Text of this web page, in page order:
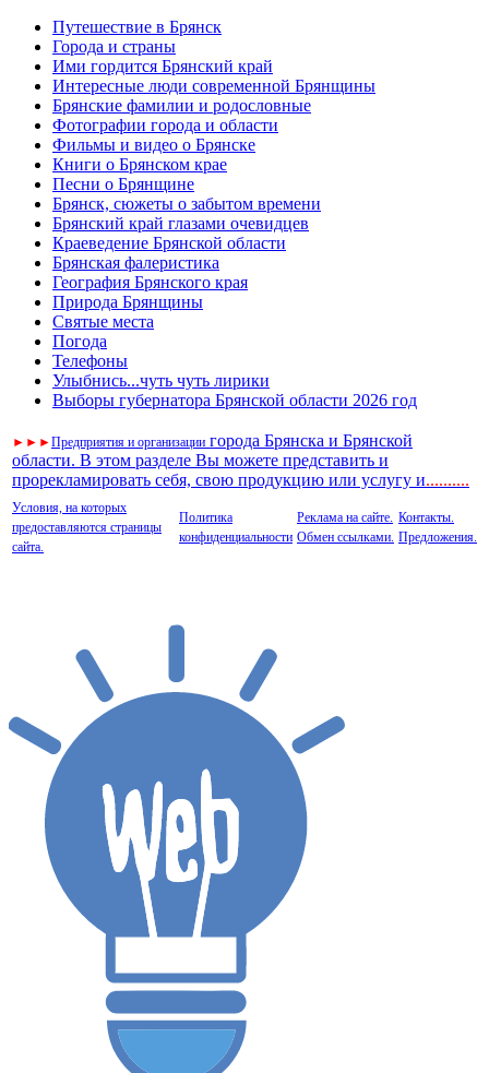
Путешествие в Брянск
Города и страны
Ими гордится Брянский край
Интересные люди современной Брянщины
Брянские фамилии и родословные
Фотографии города и области
Фильмы и видео о Брянске
Книги о Брянском крае
Песни о Брянщине
Брянск, сюжеты о забытом времени
Брянский край глазами очевидцев
Краеведение Брянской области
Брянская фалеристика
География Брянского края
Природа Брянщины
Святые места
Погода
Телефоны
Улыбнись...чуть чуть лирики
Выборы губернатора Брянской области 2026 год
► ► ►Предприятия и организации города Брянска и Брянской
области. В этом разделе Вы можете представить и
прорекламировать себя, свою продукцию или услугу и..........
Условия, на которых
предоставляются страницы
сайта.
Политика
конфиденциальности
Реклама на сайте.
Обмен ссылками.
Контакты.
Предложения.